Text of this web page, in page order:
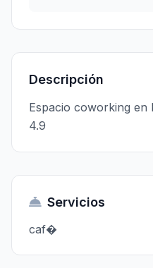
Descripción
Espacio coworking
4.9
Servicios
caf�